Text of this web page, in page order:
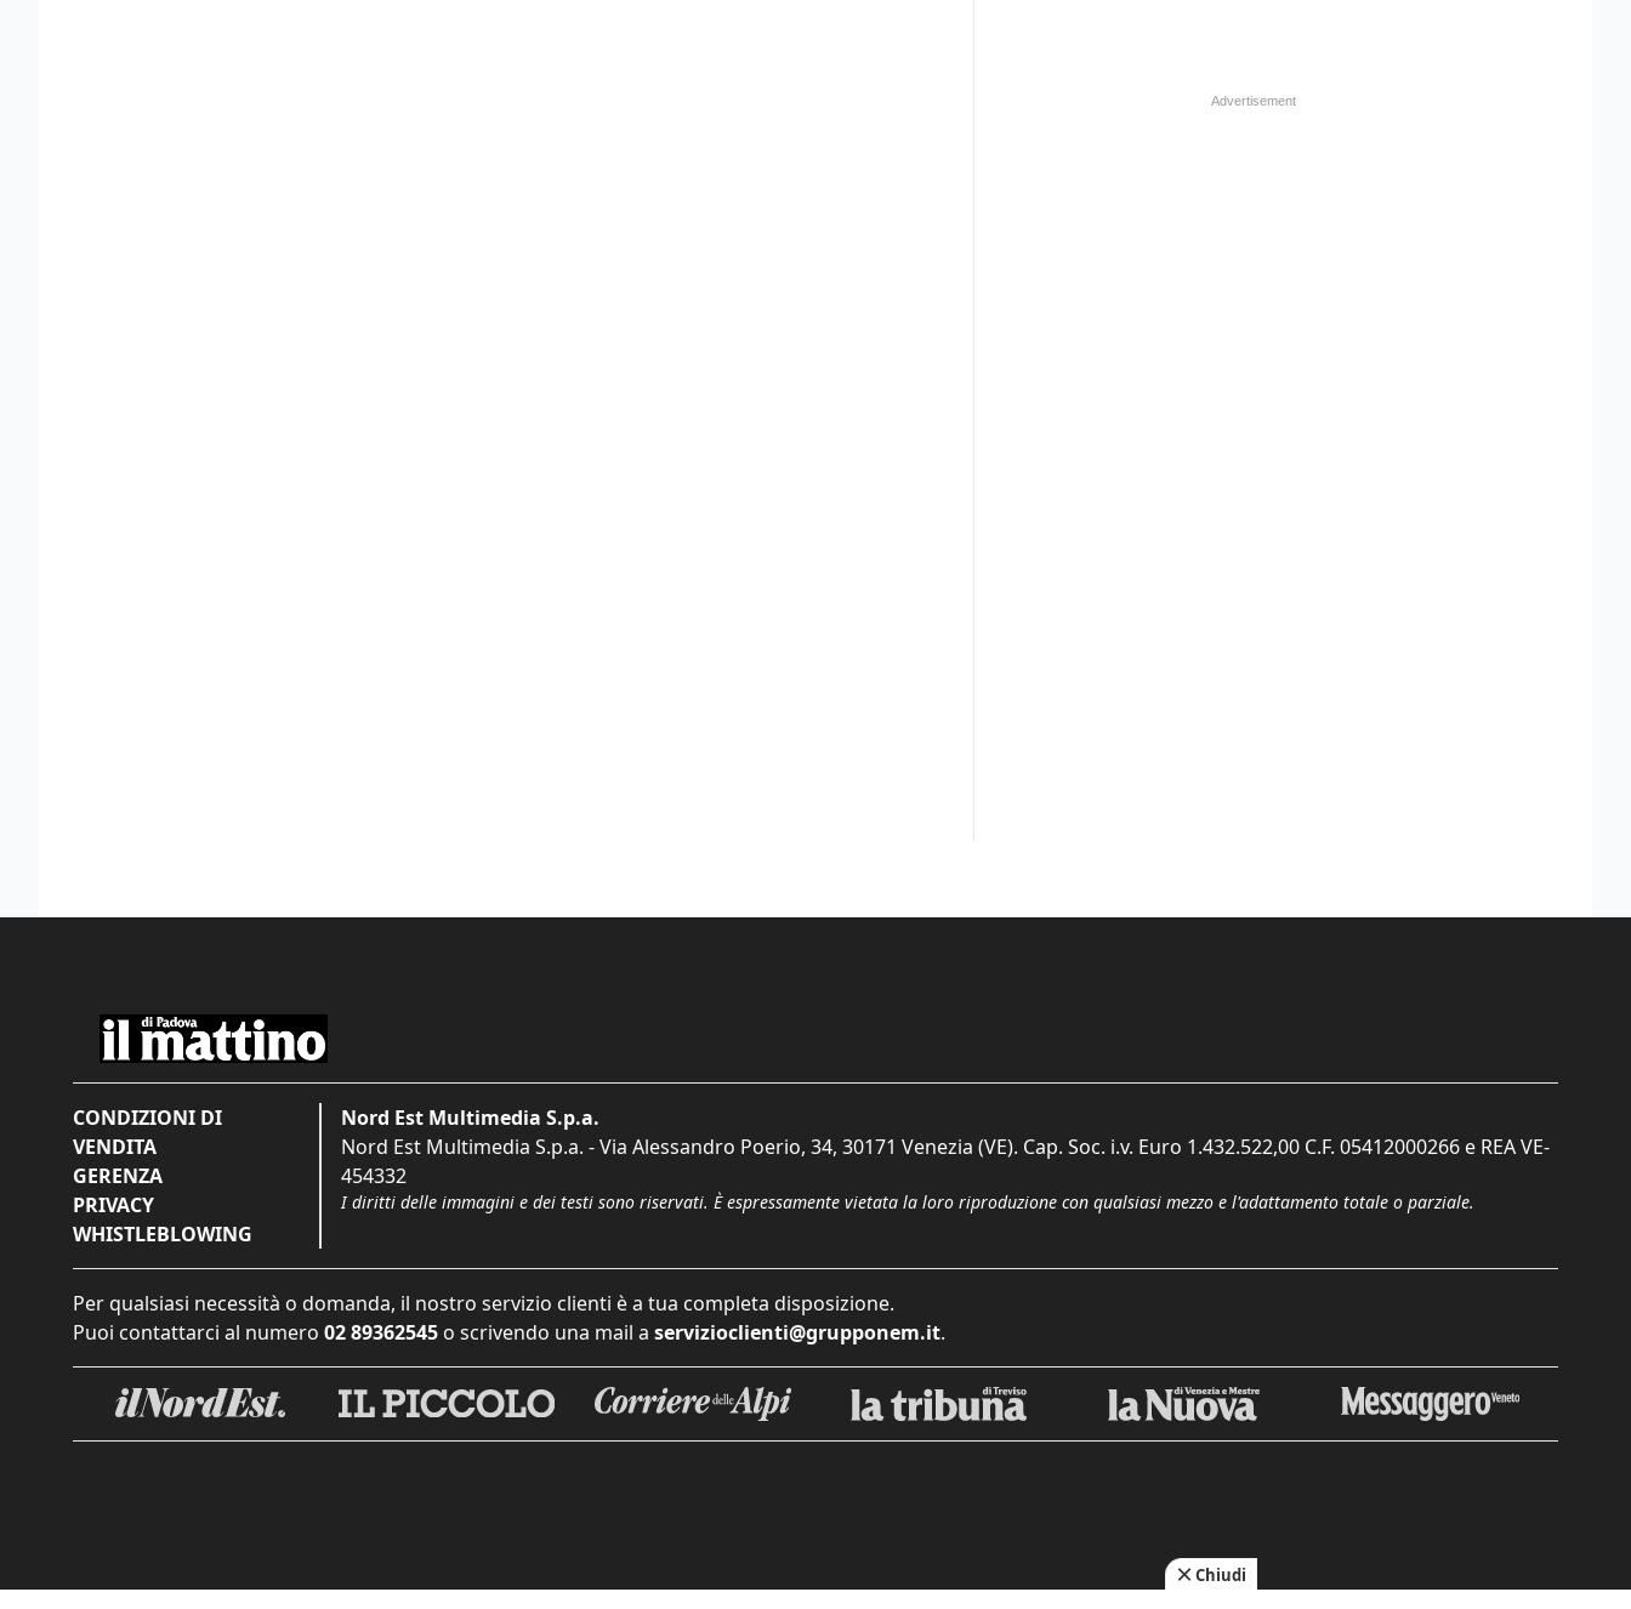
CONDIZIONI DI
VENDITA
GERENZA
PRIVACY
WHISTLEBLOWING
Nord Est Multimedia S.p.a.
Nord Est Multimedia S.p.a. - Via Alessandro Poerio, 34, 30171 Venezia (VE). Cap. Soc. i.v. Euro 1.432.522,00 C.F. 05412000266 e REA VE-
454332
I diritti delle immagini e dei testi sono riservati. È espressamente vietata la loro riproduzione con qualsiasi mezzo e l'adattamento totale o parziale.
Per qualsiasi necessità o domanda, il nostro servizio clienti è a tua completa disposizione.
Puoi contattarci al numero 02 89362545 o scrivendo una mail a servizioclienti@grupponem.it.
Chiudi